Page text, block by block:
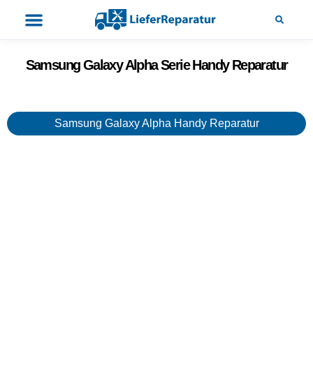
Samsung Galaxy Alpha Serie Handy Reparatur
Samsung Galaxy Alpha Handy Reparatur